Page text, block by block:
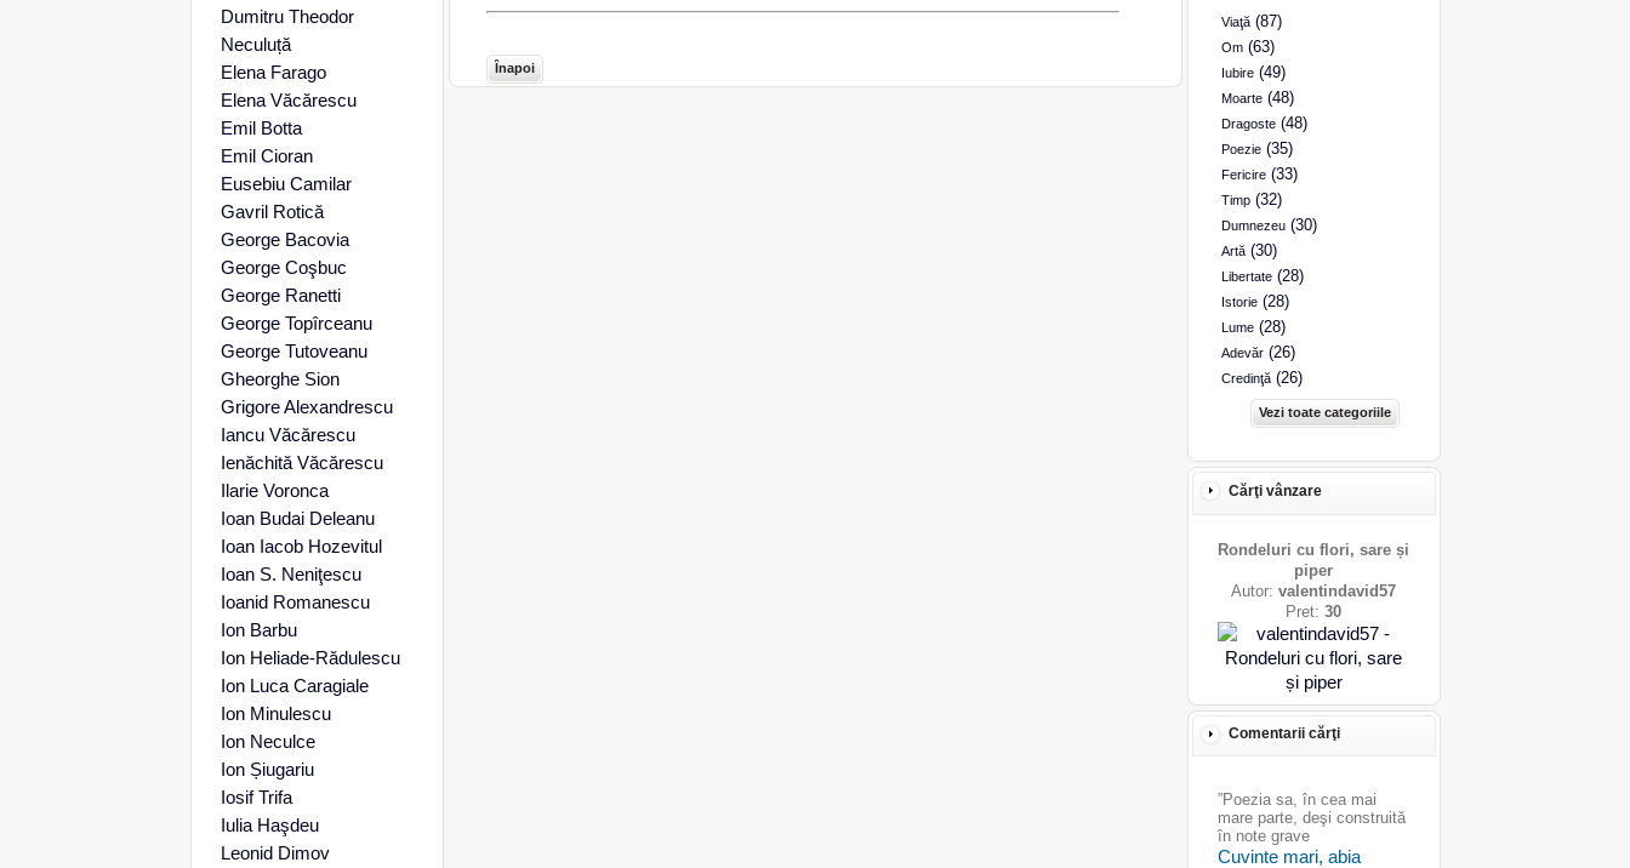
Înapoi
Dumitru Theodor
Neculuță
Elena Farago
Elena Văcărescu
Emil Botta
Emil Cioran
Eusebiu Camilar
Gavril Rotică
George Bacovia
George Coşbuc
George Ranetti
George Topîrceanu
George Tutoveanu
Gheorghe Sion
Grigore Alexandrescu
Iancu Văcărescu
Ienăchită Văcărescu
Ilarie Voronca
Ioan Budai Deleanu
Ioan Iacob Hozevitul
Ioan S. Neniţescu
Ioanid Romanescu
Ion Barbu
Ion Heliade-Rădulescu
Ion Luca Caragiale
Ion Minulescu
Ion Neculce
Ion Șiugariu
Iosif Trifa
Iulia Haşdeu
Leonid Dimov
Viaţă(87)
Om(63)
Iubire(49)
Moarte(48)
Dragoste(48)
Poezie(35)
Fericire(33)
Timp(32)
Dumnezeu(30)
Artă(30)
Libertate(28)
Istorie(28)
Lume(28)
Adevăr(26)
Credinţă(26)
Vezi toate categoriile
Cărţi vânzare
Rondeluri cu flori, sare și
piper
Autor: valentindavid57
Pret: 30
Comentarii cărţi
”Poezia sa, în cea mai
mare parte, deşi construită
în note grave
Cuvinte mari, abia